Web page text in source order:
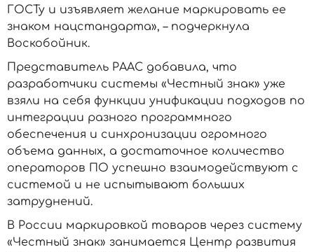
ГОСТу и изъявляет желание маркировать ее
знаком нацстандарта», – подчеркнула
Воскобойник.
Представитель РААС добавила, что
разработчики системы «Честный знак» уже
взяли на себя функции унификации подходов по
интеграции разного программного
обеспечения и синхронизации огромного
объема данных, а достаточное количество
операторов ПО успешно взаимодействуют с
системой и не испытывают больших
затруднений.
В России маркировкой товаров через систему
«Честный знак» занимается Центр развития